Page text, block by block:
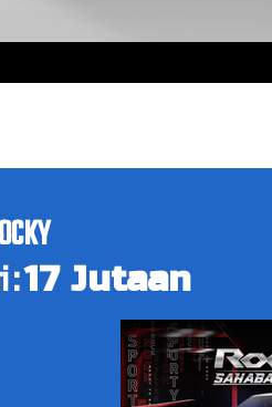
:17 Jutaan